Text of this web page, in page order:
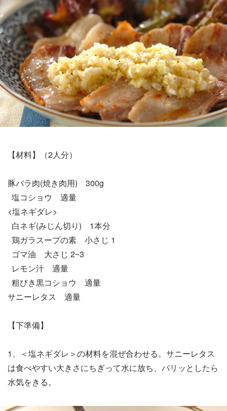
【材料】（2人分）
豚バラ肉(焼き肉用) 300g
塩コショウ 適量
<塩ネギダレ>
白ネギ(みじん切り) 1本分
鶏ガラスープの素 小さじ 1
ゴマ油 大さじ 2~3
レモン汁 適量
粗びき黒コショウ 適量
サニーレタス 適量
【下準備】
1、＜塩ネギダレ＞の材料を混ぜ合わせる。サニーレタス
は食べやすい大きさにちぎって水に放ち、パリッとしたら
水気をきる。